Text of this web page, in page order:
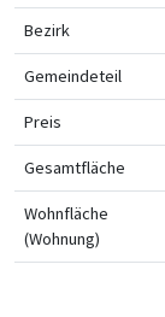
Bezirk
Gemeindeteil
Preis
Gesamtfläche
Wohnfläche
(Wohnung)